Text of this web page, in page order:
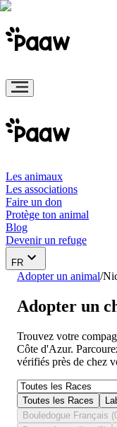
Les animaux
Les associations
Faire un don
Protège ton animal
Blog
Devenir un refuge
FR
Adopter un animal/
Adopter un
Trouvez votre
Côte d'Azur.
vérifiés près de chez
Toutes les Races
Bouledogue Français (